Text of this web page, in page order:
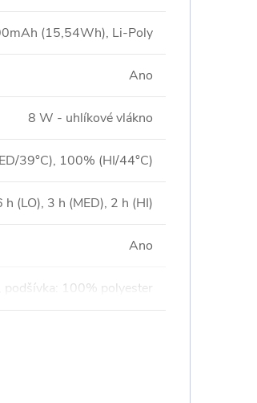
(15,54Wh), Li-Poly
Ano
8 W - uhlíkové vlákno
39°C), 100% (HI/44°C)
h (LO), 3 h (MED), 2 h (HI)
Ano
100% polyester